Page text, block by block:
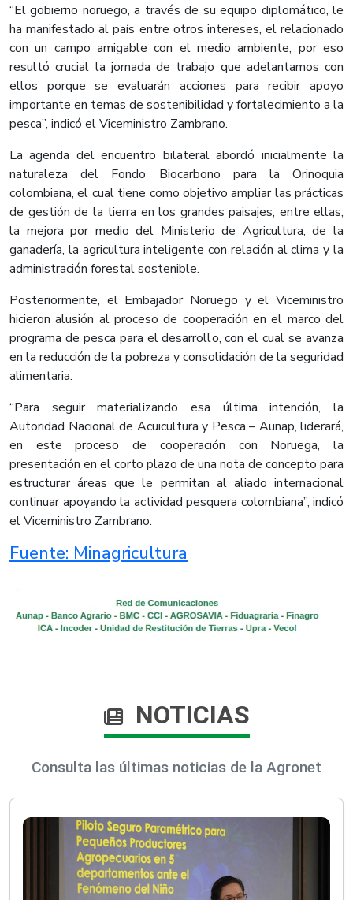
“El gobierno noruego, a través de su equipo diplomático, le
ha manifestado al país entre otros intereses, el relacionado
con un campo amigable con el medio ambiente, por eso
resultó crucial la jornada de trabajo que adelantamos con
ellos porque se evaluarán acciones para recibir apoyo
importante en temas de sostenibilidad y fortalecimiento a la
pesca”, indicó el Viceministro Zambrano.
La agenda del encuentro bilateral abordó inicialmente la
naturaleza del Fondo Biocarbono para la Orinoquia
colombiana, el cual tiene como objetivo ampliar las prácticas
de gestión de la tierra en los grandes paisajes, entre ellas,
la mejora por medio del Ministerio de Agricultura, de la
ganadería, la agricultura inteligente con relación al clima y la
administración forestal sostenible.
Posteriormente, el Embajador Noruego y el Viceministro
hicieron alusión al proceso de cooperación en el marco del
programa de pesca para el desarrollo, con el cual se avanza
en la reducción de la pobreza y consolidación de la seguridad
alimentaria.​
“Para seguir materializando esa última intención, la
Autoridad Nacional de Acuicultura y Pesca – Aunap, liderará,
en este proceso de cooperación con Noruega, la
presentación en el corto plazo de una nota de concepto para
estructurar áreas que le permitan al aliado internacional
continuar apoyando la actividad pesquera colombiana”, indicó
el Viceministro Zambrano.​
Fuente: Minagricultura​
NOTICIAS
Consulta las últimas noticias de la Agronet